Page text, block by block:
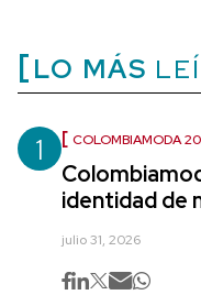
LO MÁS
1 COLOMBIAMODA
identidad de
julio 31, 2026